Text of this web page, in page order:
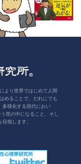
より世界ではじめて人間
めることで、だれにでも
多様化する現代におい
世の中になること、そし
指します。